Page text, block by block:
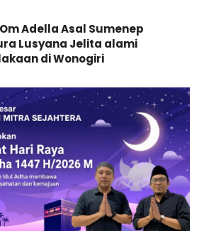
Adella Asal Sumenep
Lusyana Jelita alami
di Wonogiri